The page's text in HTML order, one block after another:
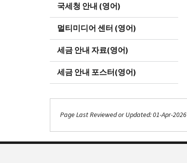
국세청 안내 (영어)
멀티미디어 센터 (영어)
세금 안내 자료(영어)
세금 안내 포스터(영어)
Page Last Reviewed or Updated: 01-Apr-2026